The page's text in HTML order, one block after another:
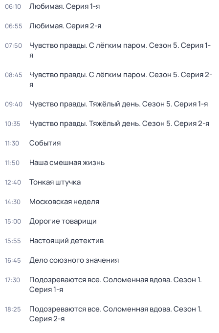
06:10 Любимая. Серия 1-я
06:55 Любимая. Серия 2-я
07:50 Чувство правды. С лёгким паром. Сезон 5. Серия 1-
я
08:45 Чувство правды. С лёгким паром. Сезон 5. Серия 2-
я
09:40 Чувство правды. Тяжёлый день. Сезон 5. Серия 1-я
10:35 Чувство правды. Тяжёлый день. Сезон 5. Серия 2-я
11:30 События
11:50 Наша смешная жизнь
12:40 Тонкая штучка
14:30 Московская неделя
15:00 Дорогие товарищи
15:55 Настоящий детектив
16:45 Дело союзного значения
17:30 Подозреваются все. Соломенная вдова. Сезон 1.
Серия 1-я
18:25 Подозреваются все. Соломенная вдова. Сезон 1.
Серия 2-я